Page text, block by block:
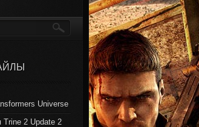
Universe
Trine 2 Update 2